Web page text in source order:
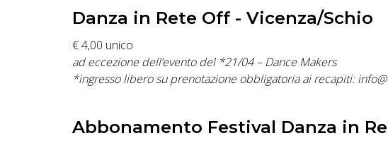
Danza in Rete Off - Vicenza/Schio
€ 4,00 unico
ad eccezione dell’evento del *21/04 – Dance Makers
*ingresso libero su prenotazione obbligatoria ai recapiti:
Abbonamento Festival Danza in